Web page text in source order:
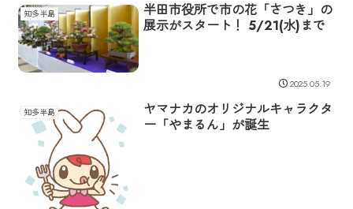
知多半島
半田市役所で市の花「さつき」の
展示がスタート！ 5/21(水)まで
2025.05.19
知多半島
ヤマナカのオリジナルキャラクタ
ー「やまるん」が誕生